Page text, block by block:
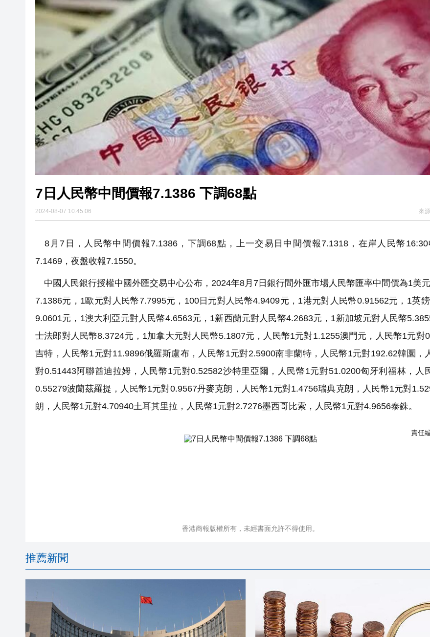
山東26戶省屬國企去年合計營收2.58萬億 利潤總額近936億
瀋陽鐵西校園閱讀活動解鎖閱讀新玩法
閩粵贛三地漢樂藝術家齊聚深圳，共奏客家文化傳承新篇章
7日人民幣中間價報7.1386 下調68點
2024-08-07 10:45:06 來
8月7日，人民幣中間價報7.1386，下調68點，上一交易日中間價報7.1318，在岸人民幣16:30
7.1469，夜盤收報7.1550。
中國人民銀行授權中國外匯交易中心公布，2024年8月7日銀行間外匯市場人民幣匯率中間價為1美
7.1386元，1歐元對人民幣7.7995元，100日元對人民幣4.9409元，1港元對人民幣0.91562元，1英
9.0601元，1澳大利亞元對人民幣4.6563元，1新西蘭元對人民幣4.2683元，1新加坡元對人民幣
士法郎對人民幣8.3724元，1加拿大元對人民幣5.1807元，人民幣1元對1.1255澳門元，人民幣1元對
吉特，人民幣1元對11.9896俄羅斯盧布，人民幣1元對2.5900南非蘭特，人民幣1元對192.62韓圜，
對0.51443阿聯酋迪拉姆，人民幣1元對0.52582沙特里亞爾，人民幣1元對51.0200匈牙利福林，人
0.55279波蘭茲羅提，人民幣1元對0.9567丹麥克朗，人民幣1元對1.4756瑞典克朗，人民幣1元對
朗，人民幣1元對4.70940土耳其里拉，人民幣1元對2.7276墨西哥比索，人民幣1元對4.9656泰銖。
責任
香港商報版權所有，未經書面允許不得使用。
推薦新聞